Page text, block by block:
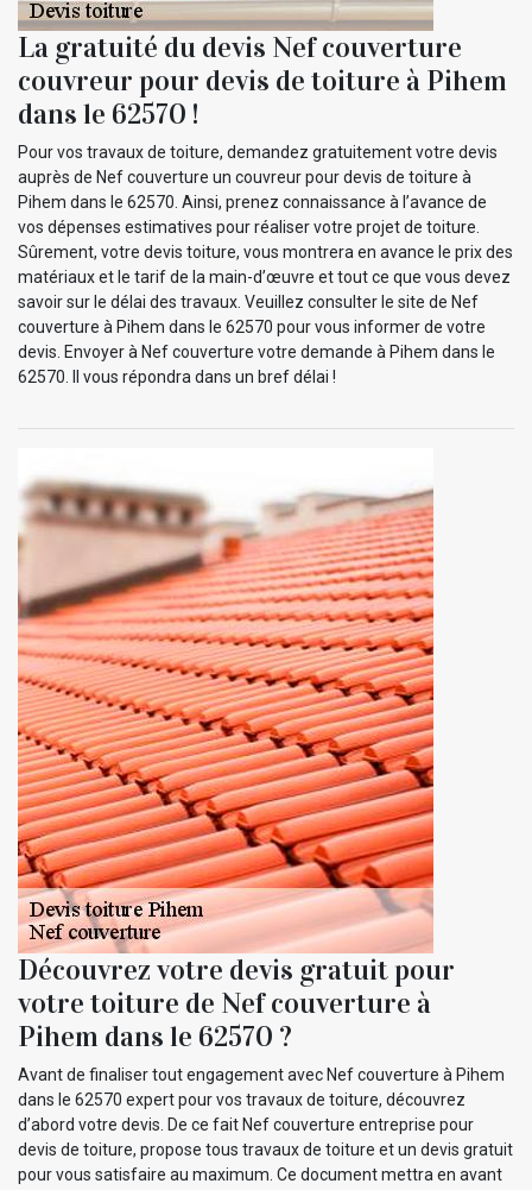
La gratuité du devis Nef couverture
couvreur pour devis de toiture à Pihem
dans le 62570 !
Pour vos travaux de toiture, demandez gratuitement votre devis
auprès de Nef couverture un couvreur pour devis de toiture à
Pihem dans le 62570. Ainsi, prenez connaissance à l’avance de
vos dépenses estimatives pour réaliser votre projet de toiture.
Sûrement, votre devis toiture, vous montrera en avance le prix des
matériaux et le tarif de la main-d’œuvre et tout ce que vous devez
savoir sur le délai des travaux. Veuillez consulter le site de Nef
couverture à Pihem dans le 62570 pour vous informer de votre
devis. Envoyer à Nef couverture votre demande à Pihem dans le
62570. Il vous répondra dans un bref délai !
Découvrez votre devis gratuit pour
votre toiture de Nef couverture à
Pihem dans le 62570 ?
Avant de finaliser tout engagement avec Nef couverture à Pihem
dans le 62570 expert pour vos travaux de toiture, découvrez
d’abord votre devis. De ce fait Nef couverture entreprise pour
devis de toiture, propose tous travaux de toiture et un devis gratuit
pour vous satisfaire au maximum. Ce document mettra en avant